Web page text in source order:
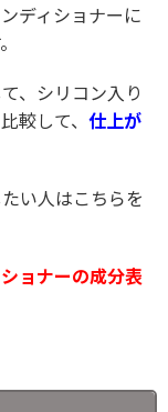
ディショナーに
、シリコン入り
較して、 仕上が
い人はこちらを
ョナーの成分表